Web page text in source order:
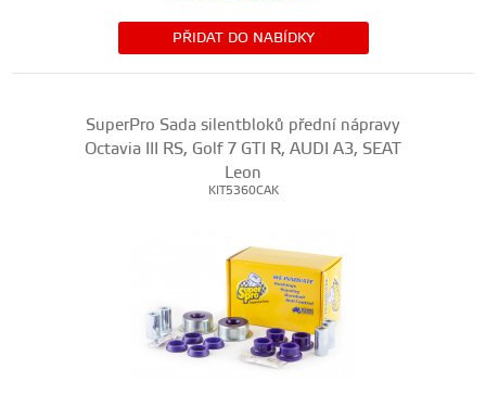
PŘIDAT DO NABÍDKY
SuperPro Sada silentbloků přední nápravy
Octavia III RS, Golf 7 GTI R, AUDI A3, SEAT
Leon
KIT5360CAK